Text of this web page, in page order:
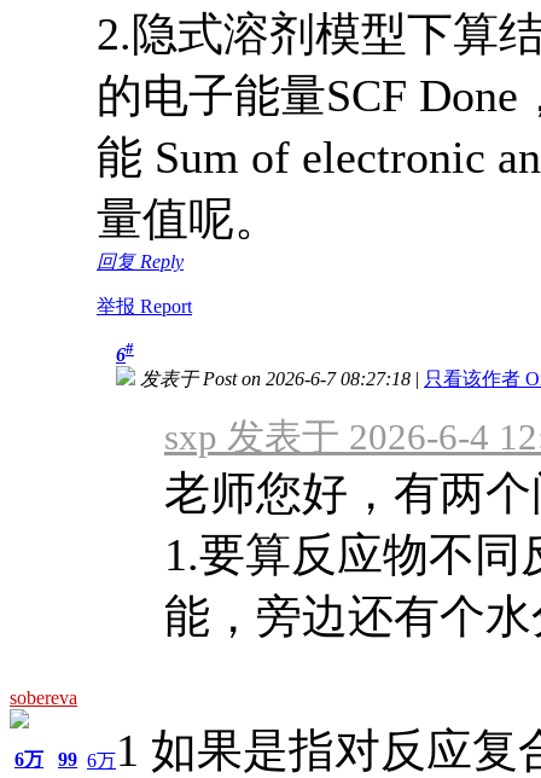
2.隐式溶剂模型下算
的电子能量SCF
能 Sum of electronic
量值呢。
回复 Reply
举报 Report
sobereva
6万 99 6万
6#
发表于 Post on 2026-6-7 08:27:18 | 只看该作者
sxp 发表于 2026-6-4
老师您好，有两
1.要算反应物不
能，旁边还有个水
1 如果是指对反应